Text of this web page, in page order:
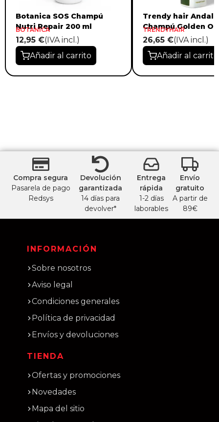
Botanica SOS Champú
Nutri Repair 200 ml
BOTANICA
12,95 €(IVA incl.)
Añadir al carrito
Trendy hair
Champú Golden
TRENDYHAIR
26,65 €(IVA incl.)
Añadir al carrito
Compra segura
Pasarela de pago
Redsys
Devolución
garantizada
14 días para
devolver*
Entrega
rápida
1-2 días
laborables
Envío
gratuito
A partir de
89€
INFORMACIÓN
Sobre nosotros
Aviso legal
Condiciones generales
Política de privacidad
Envíos y devoluciones
TIENDA
Ofertas y promociones
Novedades
Mapa del sitio